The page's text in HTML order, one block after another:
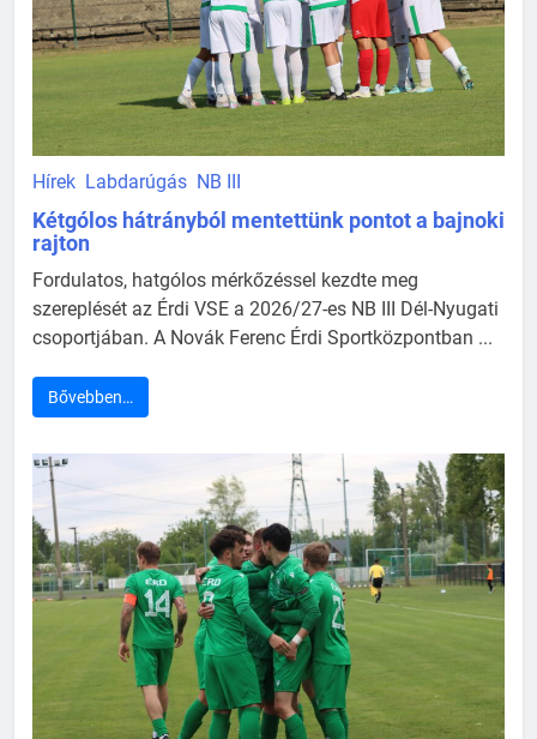
Hírek Labdarúgás NB III
Kétgólos hátrányból mentettünk pontot a bajnoki
rajton
Fordulatos, hatgólos mérkőzéssel kezdte meg
szereplését az Érdi VSE a 2026/27-es NB III Dél-Nyugati
csoportjában. A Novák Ferenc Érdi Sportközpontban ...
Bővebben…